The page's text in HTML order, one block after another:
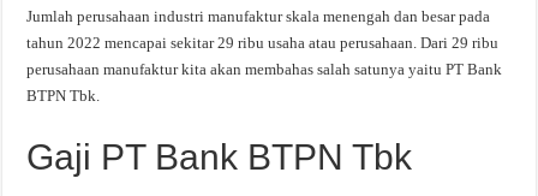
Jumlah perusahaan industri manufaktur skala menengah dan besar pada
tahun 2022 mencapai sekitar 29 ribu usaha atau perusahaan. Dari 29 ribu
perusahaan manufaktur kita akan membahas salah satunya yaitu PT Bank
BTPN Tbk.
Gaji PT Bank BTPN Tbk